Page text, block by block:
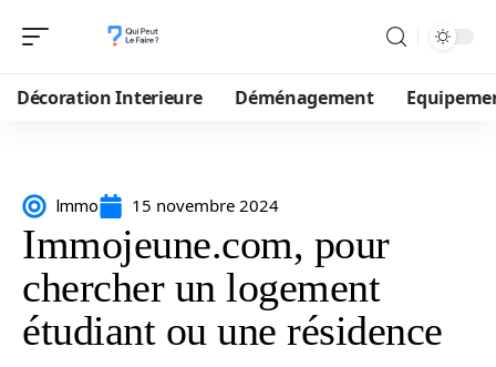
Décoration Interieure Déménagement
Immo 15 novembre 2024
Immojeune.com, pour
chercher un logement
étudiant ou une résidence